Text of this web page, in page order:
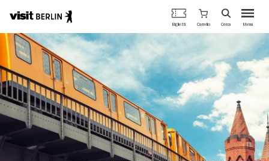
Salta
contenuto
principale
Portale
ufficiale
del
turismo
di
Berlino
Menu
Biglietti Carrello Cerca